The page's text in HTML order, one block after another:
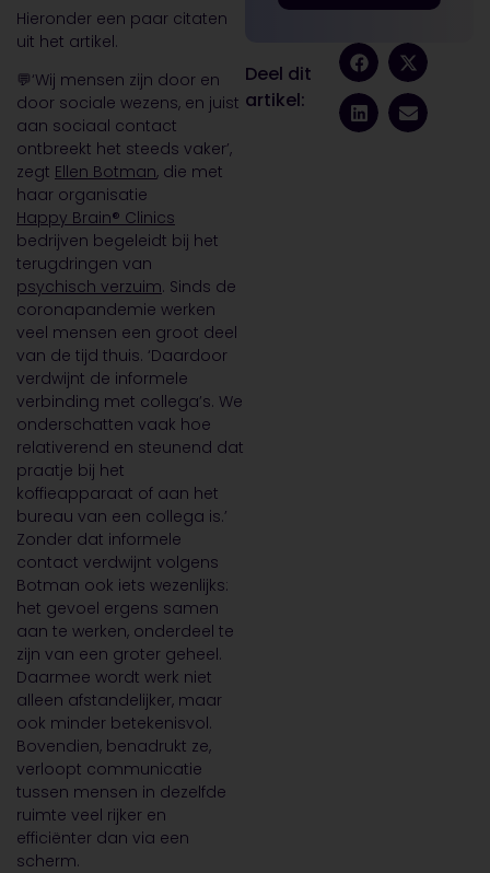
Hieronder een paar citaten
uit het artikel.
💬‘Wij mensen zijn door en
door sociale wezens, en juist
aan sociaal contact
ontbreekt het steeds vaker’,
zegt Ellen Botman, die met
haar organisatie
Happy Brain® Clinics
bedrijven begeleidt bij het
terugdringen van
psychisch verzuim. Sinds de
coronapandemie werken
veel mensen een groot deel
van de tijd thuis. ‘Daardoor
verdwijnt de informele
verbinding met collega’s. We
onderschatten vaak hoe
relativerend en steunend dat
praatje bij het
koffieapparaat of aan het
bureau van een collega is.’
Zonder dat informele
contact verdwijnt volgens
Botman ook iets wezenlijks:
het gevoel ergens samen
aan te werken, onderdeel te
zijn van een groter geheel.
Daarmee wordt werk niet
alleen afstandelijker, maar
ook minder betekenisvol.
Bovendien, benadrukt ze,
verloopt communicatie
tussen mensen in dezelfde
ruimte veel rijker en
efficiënter dan via een
scherm.
Deel dit
artikel: